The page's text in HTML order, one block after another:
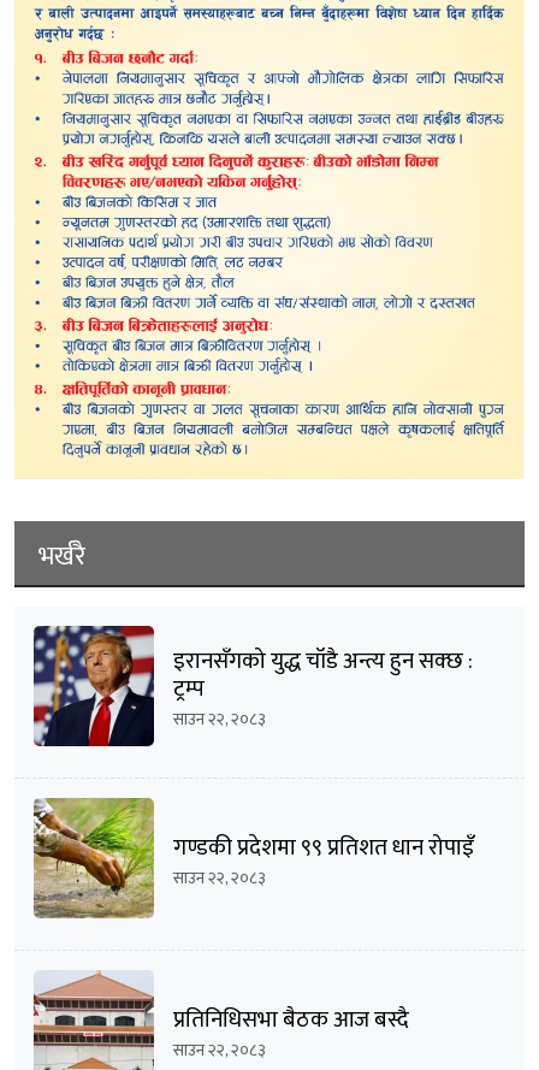
भर्खरै
इरानसँगको युद्ध चाँडै अन्त्य हुन सक्छ :
ट्रम्प
साउन २२, २०८३
गण्डकी प्रदेशमा ९९ प्रतिशत धान रोपाइँ
साउन २२, २०८३
प्रतिनिधिसभा बैठक आज बस्दै
साउन २२, २०८३